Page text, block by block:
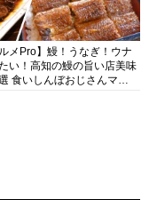
ルメPro】鰻！うなぎ！ウナ
い！高知の鰻の旨い店美味
食いしんぼおじさんマッ